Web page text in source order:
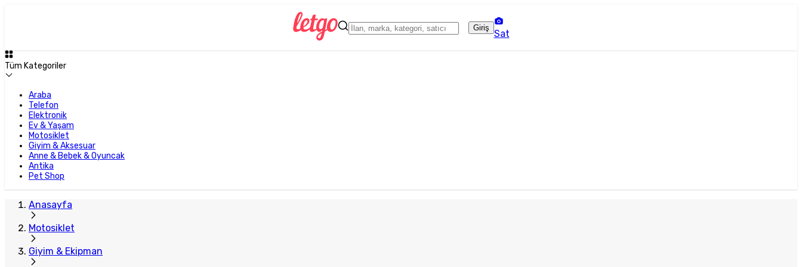
Giriş
Sat
Tüm Kategoriler
Araba
Telefon
Elektronik
Ev & Yaşam
Motosiklet
Giyim & Aksesuar
Anne & Bebek & Oyuncak
Antika
Pet Shop
Anasayfa
Motosiklet
Giyim & Ekipman